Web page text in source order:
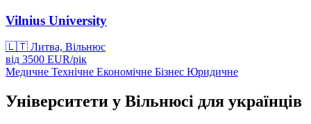
Vilnius University
🇱🇹 Литва, Вільнюс
від 3500 EUR/рік
Медичне Технічне Економічне Бізнес Юридичне
Університети у Вільнюсі для українців